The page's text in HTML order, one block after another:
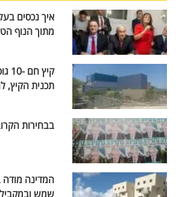
איך נכסים
מתוך הנוף
תכנית הקיץ,
בבחירות
המדינה
שמש